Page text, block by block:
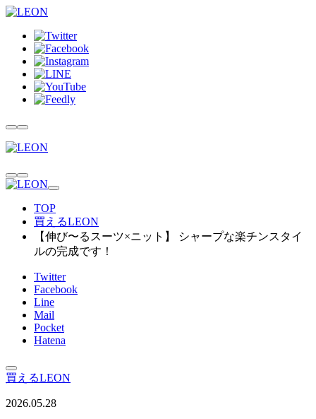
TOP
買えるLEON
【伸び〜るスーツ×ニット】 シャープな楽チンスタイ
ルの完成です！
Twitter
Facebook
Line
Mail
Pocket
Hatena
買えるLEON
2026.05.28